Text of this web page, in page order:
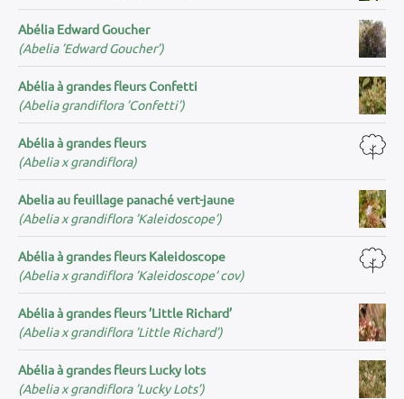
Abélia Edward Goucher
(Abelia ’Edward Goucher’)
Abélia à grandes fleurs Confetti
(Abelia grandiflora ’Confetti’)
Abélia à grandes fleurs
(Abelia x grandiflora)
Abelia au feuillage panaché vert-jaune
(Abelia x grandiflora ’Kaleidoscope’)
Abélia à grandes fleurs Kaleidoscope
(Abelia x grandiflora ’Kaleidoscope’ cov)
Abélia à grandes fleurs ’Little Richard’
(Abelia x grandiflora ’Little Richard’)
Abélia à grandes fleurs Lucky lots
(Abelia x grandiflora ’Lucky Lots’)